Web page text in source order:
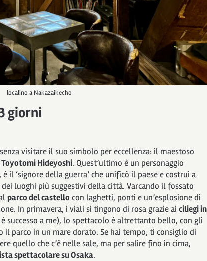
localino a Nakazaikecho
giorni
senza visitare il suo simbolo per eccellenza: il maestoso
Toyotomi Hideyoshi. Quest’ultimo è un personaggio
il ‘signore della guerra’ che unificò il paese e costruì a
luoghi più suggestivi della città. Varcando il fossato
parco del castello con laghetti, ponti e un’esplosione di
In primavera, i viali si tingono di rosa grazie ai ciliegi in
successo a me), lo spettacolo è altrettanto bello, con gli
parco in un mare dorato. Se hai tempo, ti consiglio di
quello che c’è nelle sale, ma per salire fino in cima,
spettacolare su Osaka.